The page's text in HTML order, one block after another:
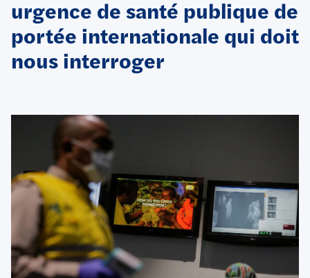
urgence de santé publique de
portée internationale qui doit
nous interroger